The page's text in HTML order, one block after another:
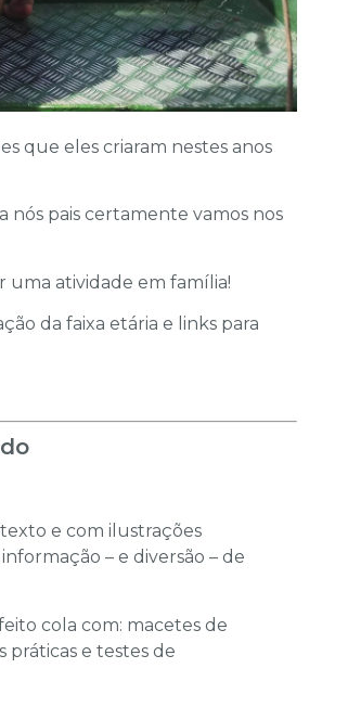
que eles criaram nestes anos
nós pais certamente vamos nos
uma atividade em família!
da faixa etária e links para
e com ilustrações
– e diversão – de
cola com: macetes de
práticas e testes de